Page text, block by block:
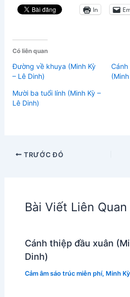
In
Có liên quan
Đường về khuya (Minh Kỳ
– Lê Dinh)
Mười ba tuổi lính (Minh Kỳ –
Lê Dinh)
TRƯỚC ĐÓ
Bài Viết Liên Quan
Cánh thiệp đầu xuân
Dinh)
Cảm âm sáo trúc miễn phí, Minh